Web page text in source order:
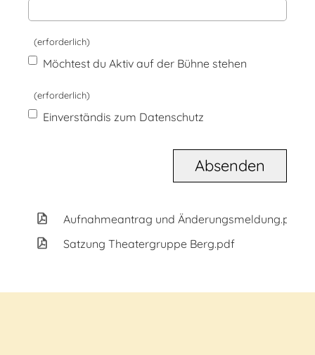
(erforderlich)
Möchtest du Aktiv auf der Bühne stehen
(erforderlich)
Einverständis zum Datenschutz
Aufnahmeantrag und Änderungsmeldung.pdf
Satzung Theatergruppe Berg.pdf